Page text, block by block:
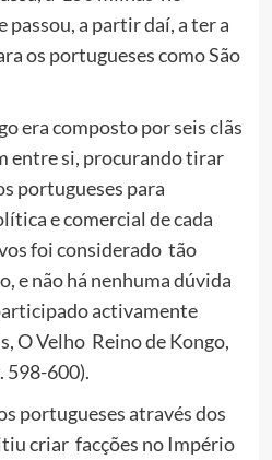
a partir daí, a ter a
os portugueses como São
era composto por seis clãs
entre si, procurando tirar
portugueses para
e comercial de cada
foi considerado tão
e não há nenhuma dúvida
activamente
O Velho Reino de Kongo,
598-600).
portugueses através dos
criar facções no Império